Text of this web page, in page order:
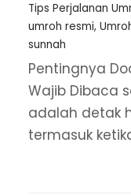
Tips Perjalanan
umroh resmi,
sunnah
Pentingnya
Wajib Dibaca
adalah detak
termasuk